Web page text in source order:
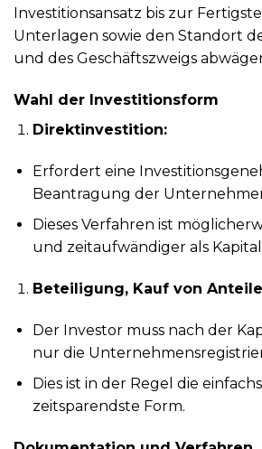
Investitionsansatz bis zur
Unterlagen sowie den Standort
und des Geschäftszweigs
Wahl der Investitionsform
Direktinvestition:
Erfordert eine
Beantragung der
Dieses Verfahren ist
und zeitaufwändiger als
Beteiligung, Kauf von
Der Investor muss nach der
nur die
Dies ist in der Regel die
zeitsparendste Form.